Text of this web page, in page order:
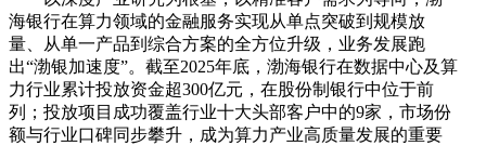
海银行在算力领域的金融服务实现从单点突破到规模放
量、从单一产品到综合方案的全方位升级，业务发展跑
出“渤银加速度”。截至2025年底，渤海银行在数据中心及算
力行业累计投放资金超300亿元，在股份制银行中位于前
列；投放项目成功覆盖行业十大头部客户中的9家，市场份
额与行业口碑同步攀升，成为算力产业高质量发展的重要